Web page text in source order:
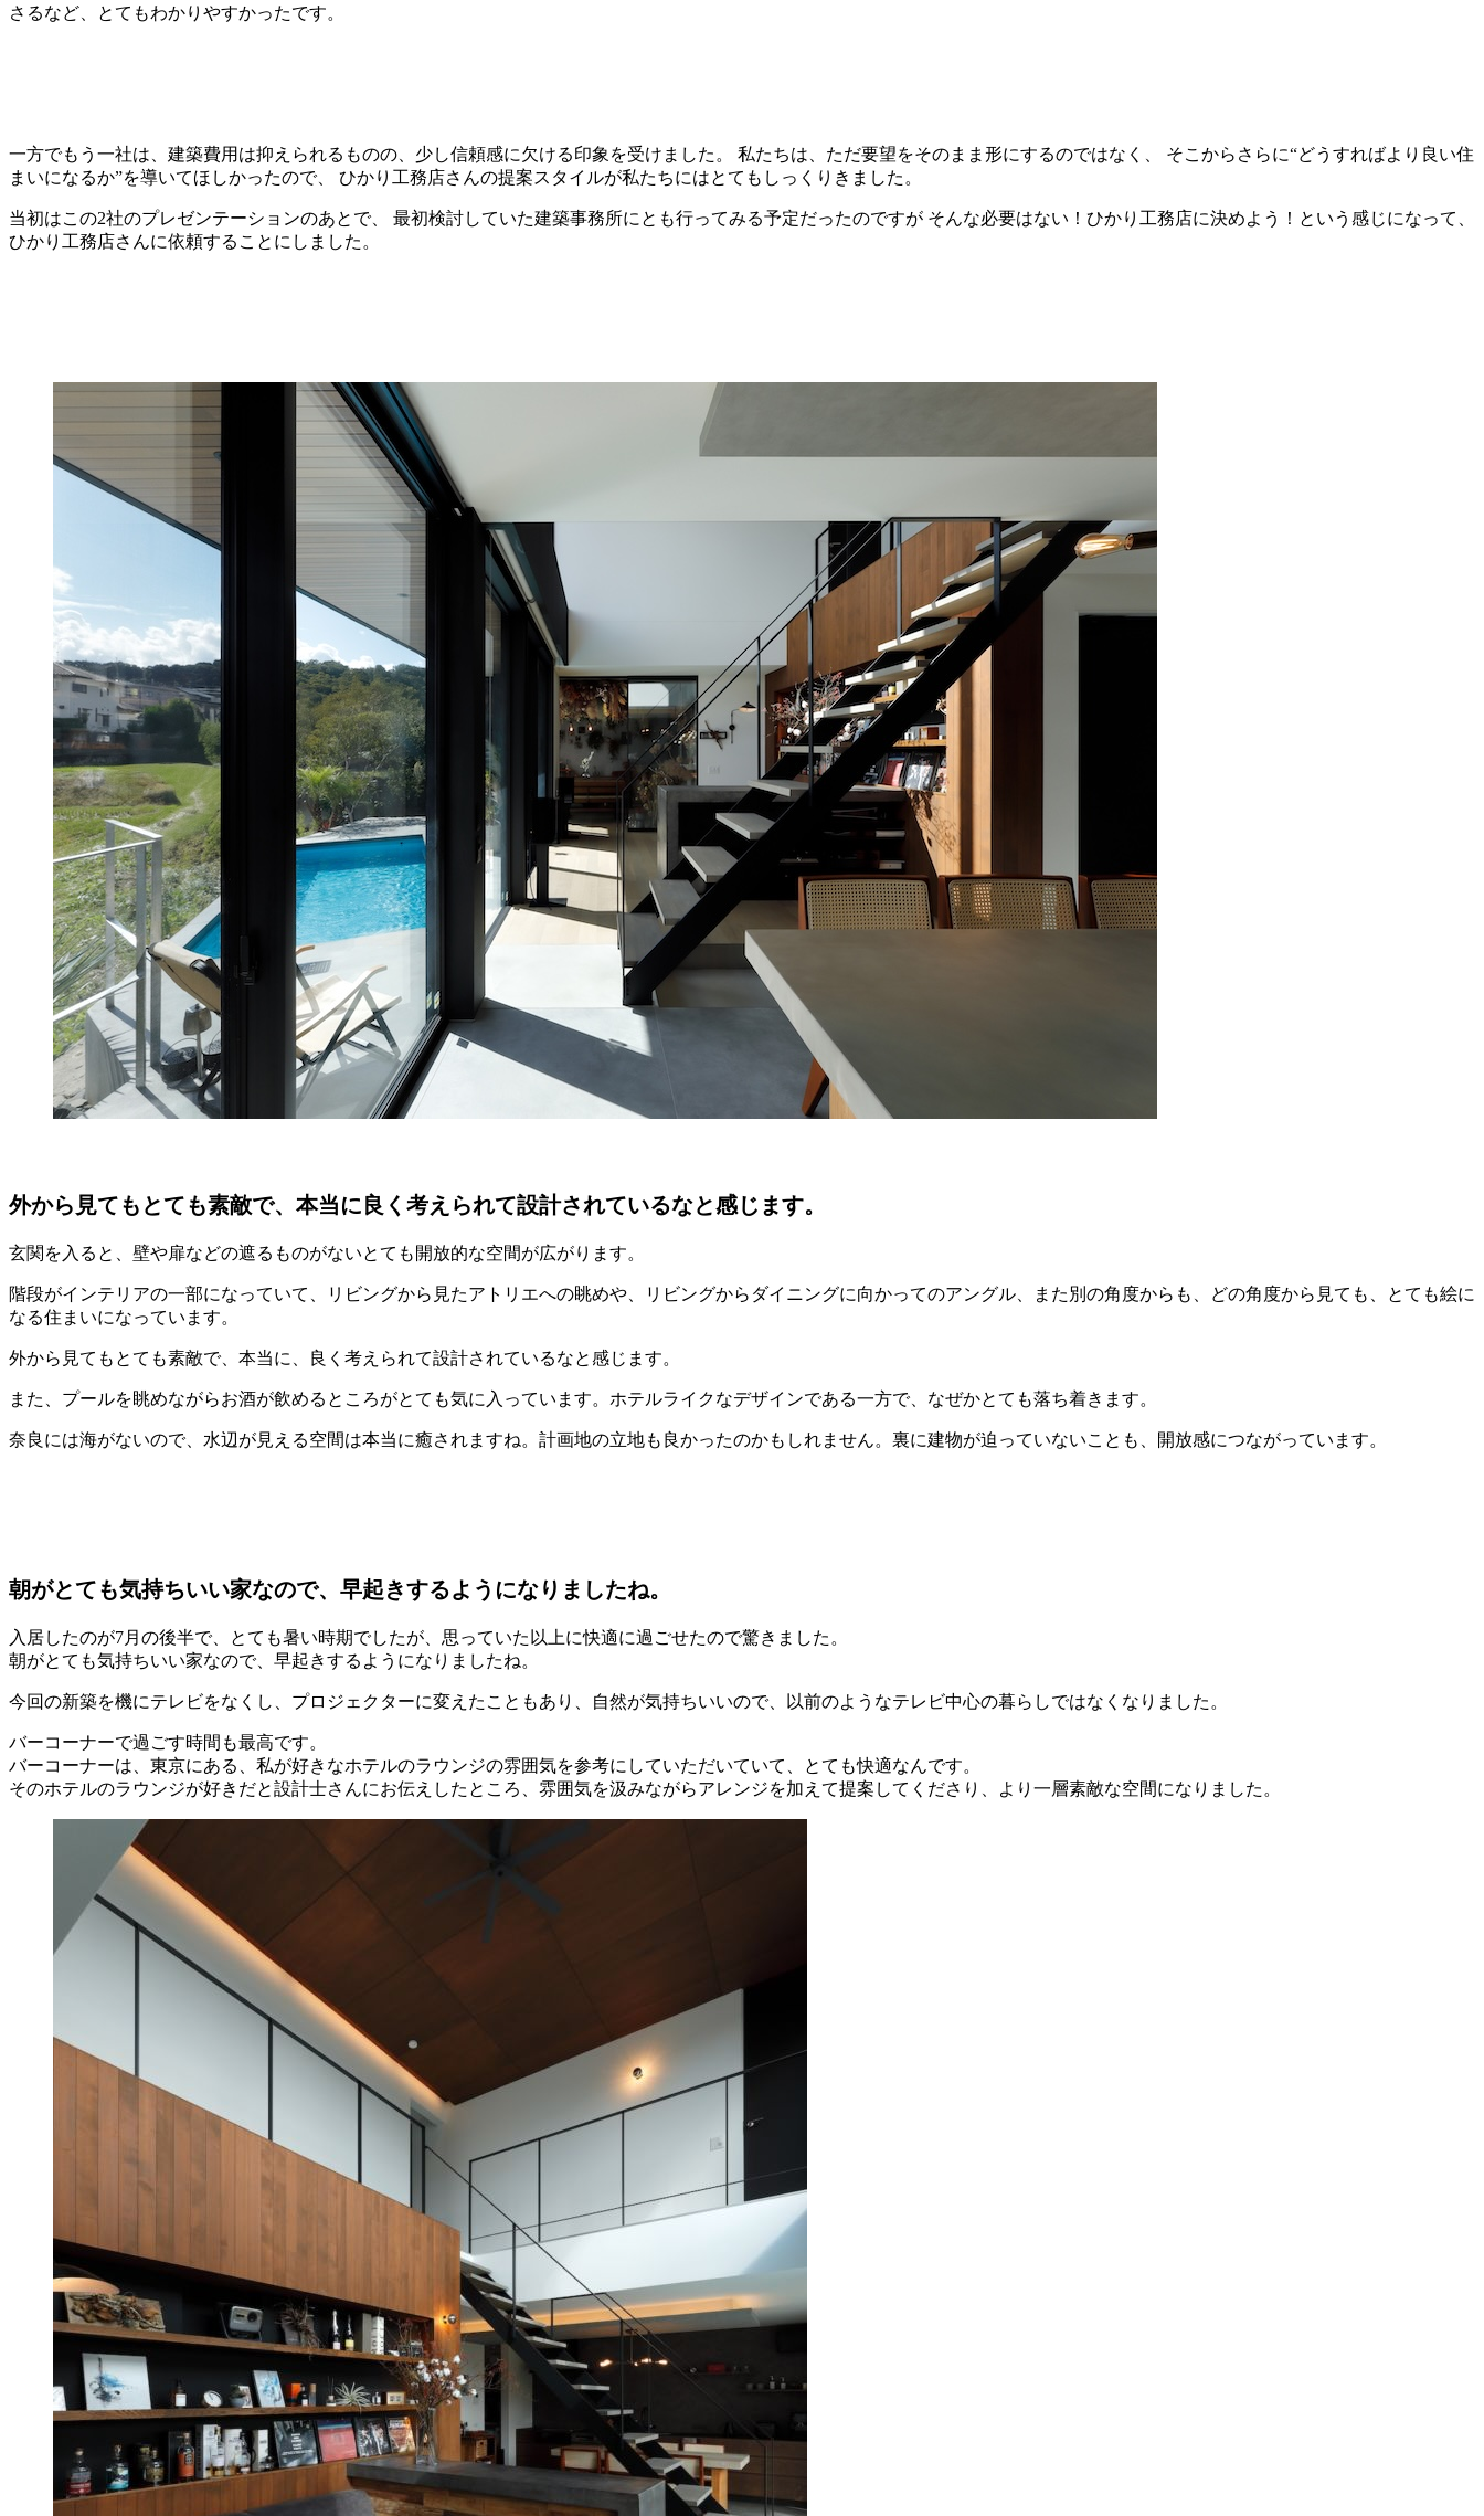
さるなど、とてもわかりやすかったです。
一方でもう一社は、建築費用は抑えられるものの、少し信頼感に欠ける印象を受けました。 私たちは、ただ要望をそのまま形にするのではなく、 そこからさらに“どうすればより良い住
まいになるか”を導いてほしかったので、 ひかり工務店さんの提案スタイルが私たちにはとてもしっくりきました。
当初はこの2社のプレゼンテーションのあとで、 最初検討していた建築事務所にとも行ってみる予定だったのですが そんな必要はない！ひかり工務店に決めよう！という感じになって、
ひかり工務店さんに依頼することにしました。
外から見てもとても素敵で、本当に良く考えられて設計されているなと感じます。
玄関を入ると、壁や扉などの遮るものがないとても開放的な空間が広がります。
階段がインテリアの一部になっていて、リビングから見たアトリエへの眺めや、リビングからダイニングに向かってのアングル、また別の角度からも、どの角度から見ても、とても絵に
なる住まいになっています。
外から見てもとても素敵で、本当に、良く考えられて設計されているなと感じます。
また、プールを眺めながらお酒が飲めるところがとても気に入っています。ホテルライクなデザインである一方で、なぜかとても落ち着きます。
奈良には海がないので、水辺が見える空間は本当に癒されますね。計画地の立地も良かったのかもしれません。裏に建物が迫っていないことも、開放感につながっています。
朝がとても気持ちいい家なので、早起きするようになりましたね。
入居したのが7月の後半で、とても暑い時期でしたが、思っていた以上に快適に過ごせたので驚きました。
朝がとても気持ちいい家なので、早起きするようになりましたね。
今回の新築を機にテレビをなくし、プロジェクターに変えたこともあり、自然が気持ちいいので、以前のようなテレビ中心の暮らしではなくなりました。
バーコーナーで過ごす時間も最高です。
バーコーナーは、東京にある、私が好きなホテルのラウンジの雰囲気を参考にしていただいていて、とても快適なんです。
そのホテルのラウンジが好きだと設計士さんにお伝えしたところ、雰囲気を汲みながらアレンジを加えて提案してくださり、より一層素敵な空間になりました。